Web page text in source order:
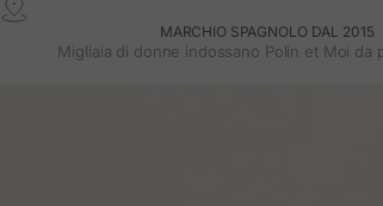
MARCHIO SPAGNOLO DAL 2015
Migliaia di donne indossano Polin et Moi da